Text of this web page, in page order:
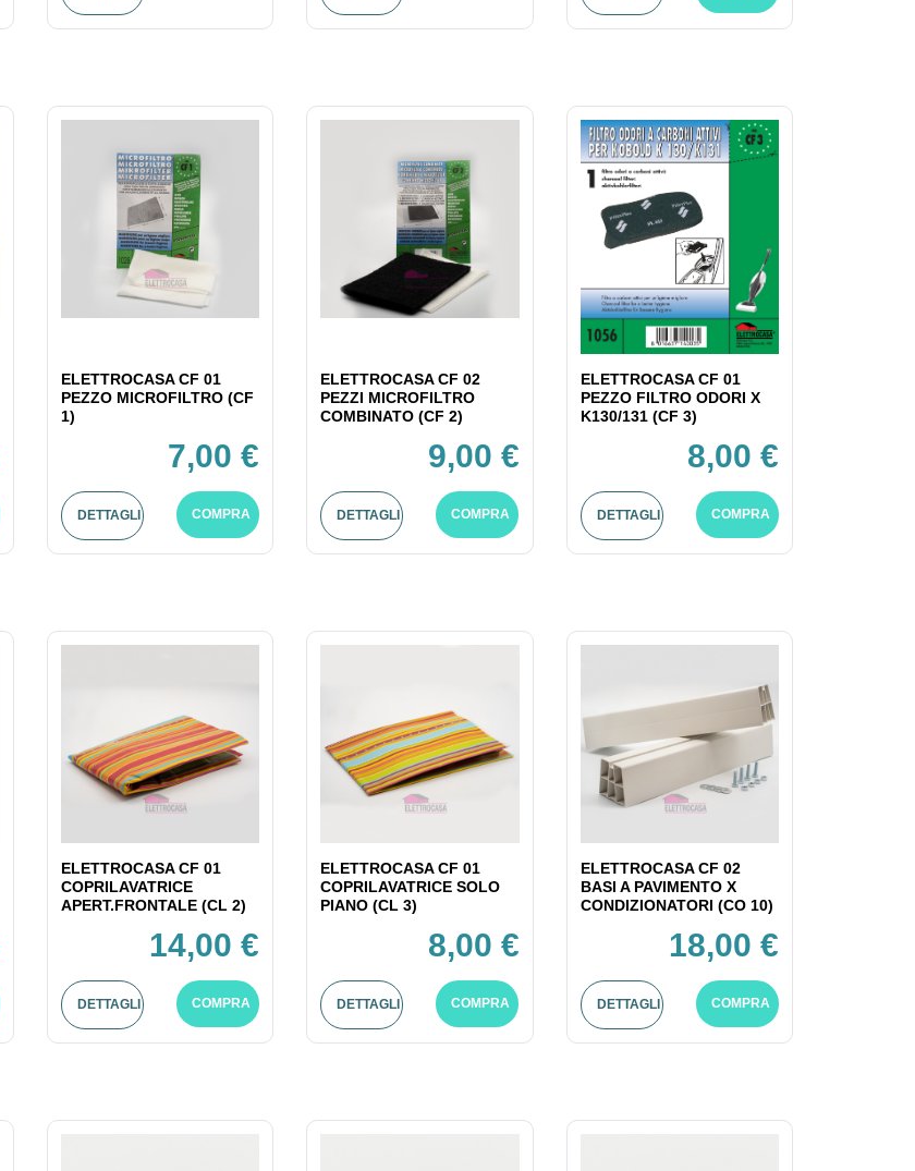
ELETTROCASA CF 01
PEZZO MICROFILTRO (CF
1)
7,00 €
DETTAGLI COMPRA
ELETTROCASA CF 02
PEZZI MICROFILTRO
COMBINATO (CF 2)
9,00 €
DETTAGLI COMPRA
ELETTROCASA CF 01
PEZZO FILTRO ODORI X
K130/131 (CF 3)
8,00 €
DETTAGLI COMPRA
ELETTROCASA CF 01
COPRILAVATRICE
APERT.FRONTALE (CL 2)
14,00 €
DETTAGLI COMPRA
ELETTROCASA CF 01
COPRILAVATRICE SOLO
PIANO (CL 3)
8,00 €
DETTAGLI COMPRA
ELETTROCASA CF 02
BASI A PAVIMENTO X
CONDIZIONATORI (CO 10)
18,00 €
DETTAGLI COMPRA